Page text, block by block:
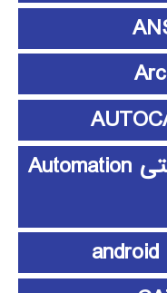
آموزش اتوماسیون صنعتی Automation